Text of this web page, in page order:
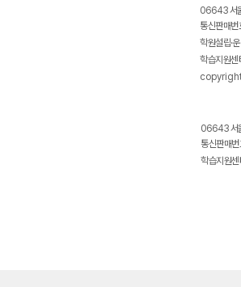
06643 서
통신판매
학원설립·
학습지원
06643 서
통신판매
학습지원